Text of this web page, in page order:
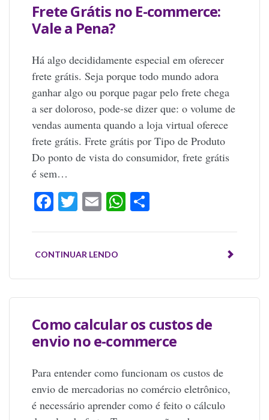
Frete Grátis no E-commerce:
Vale a Pena?
Há algo decididamente especial em oferecer
frete grátis. Seja porque todo mundo adora
ganhar algo ou porque pagar pelo frete chega
a ser doloroso, pode-se dizer que: o volume de
vendas aumenta quando a loja virtual oferece
frete grátis. Frete grátis por Tipo de Produto
Do ponto de vista do consumidor, frete grátis
é sem…
Facebook
Twitter
EmailWhatsApp
CONTINUAR LENDO
Como calcular os custos de
envio no e-commerce
Para entender como funcionam os custos de
envio de mercadorias no comércio eletrônico,
é necessário aprender como é feito o cálculo